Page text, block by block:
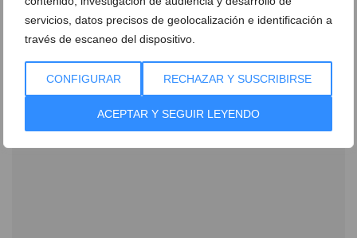
servicios, datos precisos de geolocalización e identificación a
través de escaneo del dispositivo.
CONFIGURAR RECHAZAR Y SUSCRIBIRSE
ACEPTAR Y SEGUIR LEYENDO
Newsletter